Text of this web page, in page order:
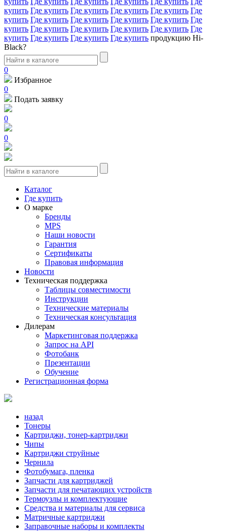
купить Где купить Где купить Где купить Где купить Где
купить Где купить Где купить Где купить Где купить Где
купить Где купить Где купить Где купить Где купить Где
купить Где купить Где купить Где купить продукцию Hi-
Black?
0
Избранное
0
Подать заявку
0
0
Каталог
Где купить
О марке
Бренды
MPS
Наши новости
Гарантия
Сертификаты
Правовая информация
Новости
Техническая поддержка
Таблицы совместимости
Инструкции
Технические материалы
Техническая консультация
Дилерам
Маркетинговая поддержка
Запрос на API
Фотобанк
Презентации
Обучение
Регистрационная форма
назад
Тонеры
Картриджи, тонер-картриджи
Чипы
Картриджи струйные
Чернила
Фотобумага, пленка
Запчасти для картриджей
Запчасти для печатающих устройств
Термоузлы и комплектующие
Средства и материалы для сервиса
Матричные картриджи
Заправочные наборы и комплекты